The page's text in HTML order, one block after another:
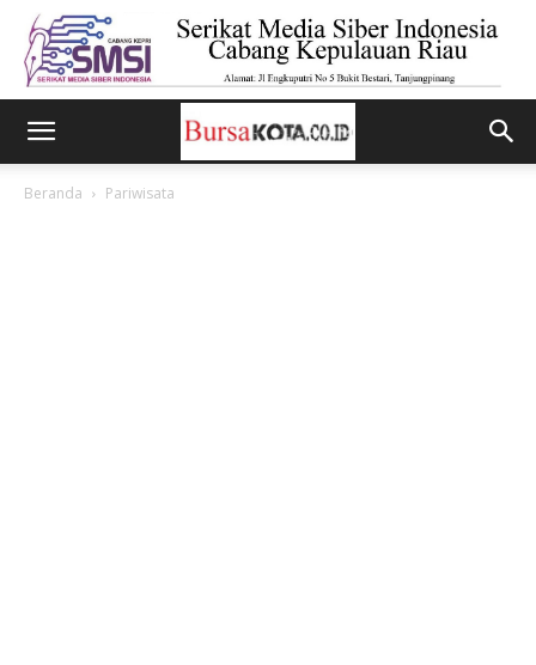
Beranda Pariwisata